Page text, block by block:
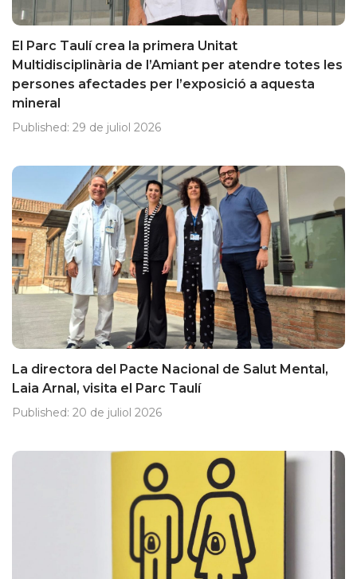
El Parc Taulí crea la primera Unitat
Multidisciplinària de l’Amiant per atendre totes les
persones afectades per l’exposició a aquesta
mineral
Published: 29 de juliol 2026
La directora del Pacte Nacional de Salut Mental,
Laia Arnal, visita el Parc Taulí
Published: 20 de juliol 2026